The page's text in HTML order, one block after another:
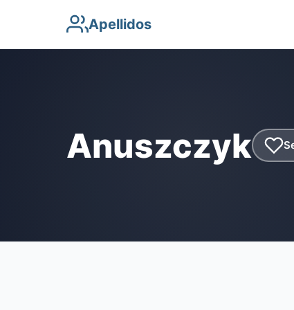
Apellidos
Anuszczyk